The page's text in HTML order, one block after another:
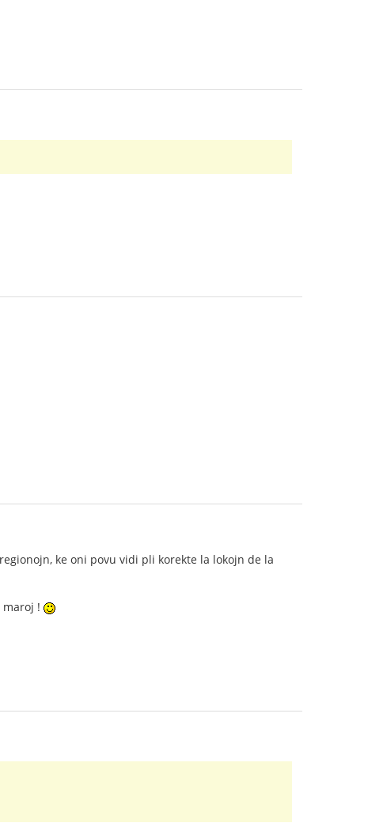
ke oni povu vidi pli korekte la lokojn de la
!